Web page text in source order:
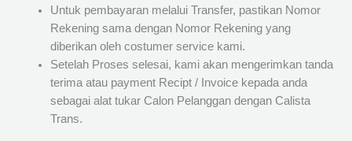
Untuk pembayaran melalui Transfer, pastikan Nomor
Rekening sama dengan Nomor Rekening yang
diberikan oleh costumer service kami.
Setelah Proses selesai, kami akan mengerimkan tanda
terima atau payment Recipt / Invoice kepada anda
sebagai alat tukar Calon Pelanggan dengan Calista
Trans.